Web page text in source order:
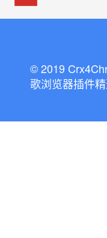
© 2019
歌浏览器插件